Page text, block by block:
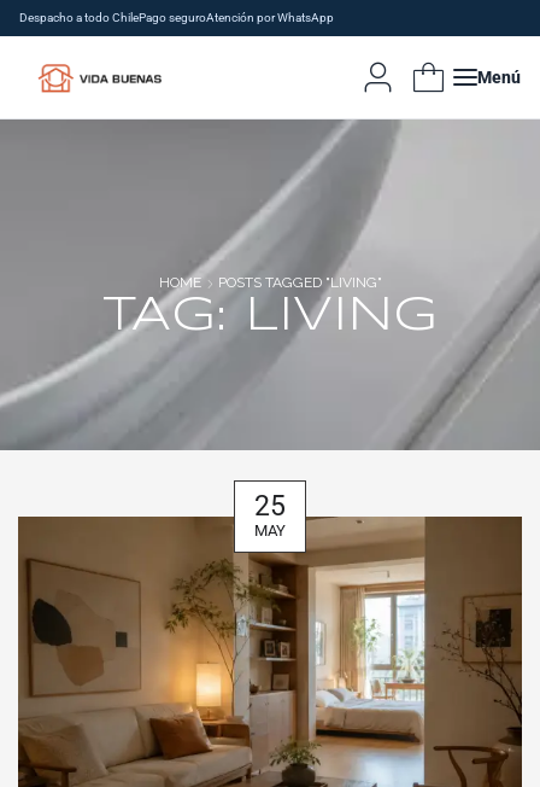
Despacho a todo ChilePago seguroAtención por WhatsApp
Menú
HOME POSTS TAGGED "LIVING"
TAG: LIVING
25
MAY